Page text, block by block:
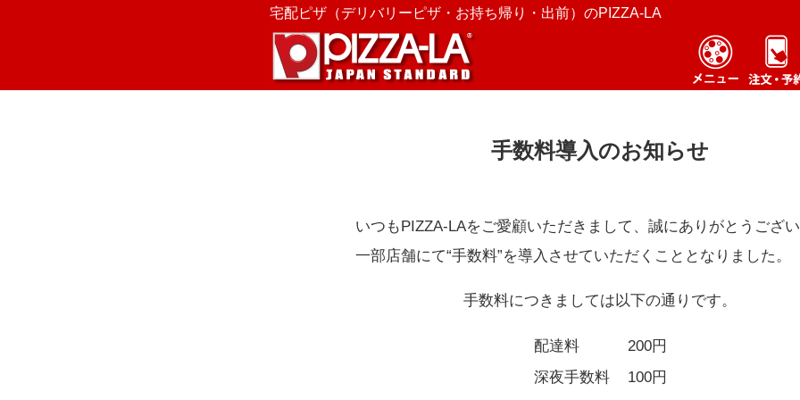
宅配ピザ（デリバリーピザ・お持ち帰り・出前）のPIZZA-LA
手数料導入のお知らせ
いつもPIZZA-LAをご愛顧いただきまして、誠にありがとうござ
一部店舗にて“手数料”を導入させていただくこととなりました。
手数料につきましては以下の通りです。
配達料
200円
深夜手数料
100円